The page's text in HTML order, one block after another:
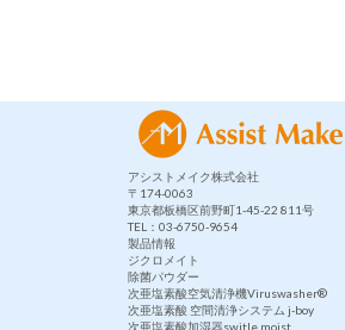
アシストメイク株式会社
〒174-0063
東京都板橋区前野町1-45-22 811号
TEL：03-6750-9654
製品情報
ジクロメイト
除菌パウダー
次亜塩素酸空気清浄機Viruswasher®︎
次亜塩素酸 空間清浄システム j-boy
次亜塩素酸加湿器switle moist